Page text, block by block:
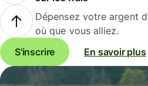
Dépensez votre argent
où que vous alliez.
S'inscrire
En savoir plus